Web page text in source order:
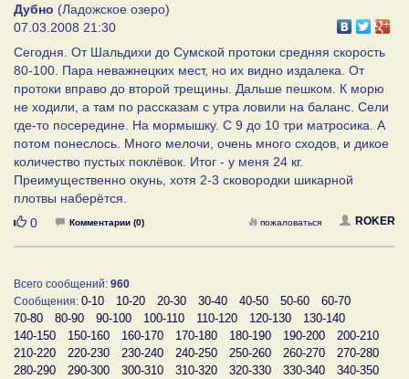
Дубно (Ладожское озеро)
07.03.2008 21:30
Сегодня. От Шальдихи до Сумской протоки средняя скорость
80-100. Пара неважнецких мест, но их видно издалека. От
протоки вправо до второй трещины. Дальше пешком. К морю
не ходили, а там по рассказам с утра ловили на баланс. Сели
где-то посередине. На мормышку. С 9 до 10 три матросика. А
потом понеслось. Много мелочи, очень много сходов, и дикое
количество пустых поклёвок. Итог - у меня 24 кг.
Преимущественно окунь, хотя 2-3 сковородки шикарной
плотвы наберётся.
Нравится
0 Комментарии (0) ROKER
пожаловаться
Всего сообщений: 960
Сообщения: 0-10 10-20 20-30 30-40 40-50 50-60
60-70
70-80
80-90 90-100 100-110 110-120 120-130
130-140
140-150
150-160 160-170 170-180 180-190 190-200
200-210
210-220
220-230 230-240 240-250 250-260 260-270
270-280
280-290
290-300 300-310 310-320 320-330 330-340
340-350